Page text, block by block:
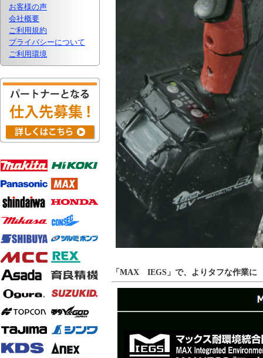
お客様の声
会社概要
ご利用規約
プライバシーについて
ご利用環境
「MAX IEGS」で、よりタフな作業に